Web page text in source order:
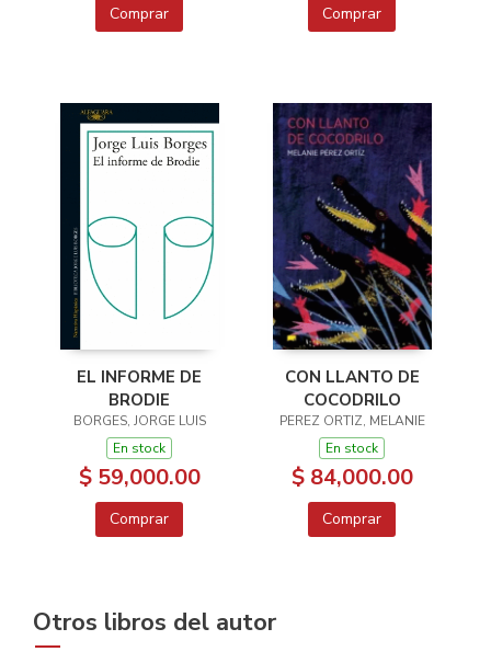
Comprar Comprar
EL INFORME DE
BRODIE
BORGES, JORGE LUIS
En stock
$ 59,000.00
Comprar
CON LLANTO DE
COCODRILO
PEREZ ORTIZ, MELANIE
En stock
$ 84,000.00
Comprar
Otros libros del autor